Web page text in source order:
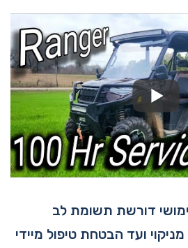
דורשת תשומת לב
ועד הבטחת טיפול מיידי